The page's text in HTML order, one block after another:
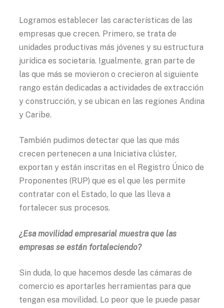
Logramos establecer las características de las
empresas que crecen. Primero, se trata de
unidades productivas más jóvenes y su estructura
jurídica es societaria. Igualmente, gran parte de
las que más se movieron o crecieron al siguiente
rango están dedicadas a actividades de extracción
y construcción, y se ubican en las regiones Andina
y Caribe.
También pudimos detectar que las que más
crecen pertenecen a una Iniciativa clúster,
exportan y están inscritas en el Registro Único de
Proponentes (RUP) que es el que les permite
contratar con el Estado, lo que las lleva a
fortalecer sus procesos.
¿Esa movilidad empresarial muestra que las
empresas se están fortaleciendo?
Sin duda, lo que hacemos desde las cámaras de
comercio es aportarles herramientas para que
tengan esa movilidad. Lo peor que le puede pasar